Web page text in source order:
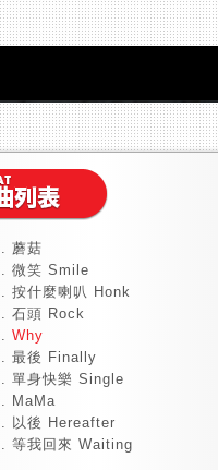
蘑菇
微笑 Smile
按什麼喇叭 Honk
石頭 Rock
Why
最後 Finally
單身快樂 Single
MaMa
以後 Hereafter
等我回來 Waiting